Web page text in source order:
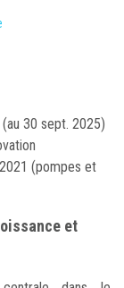
30 sept. 2025)
(pompes et
et